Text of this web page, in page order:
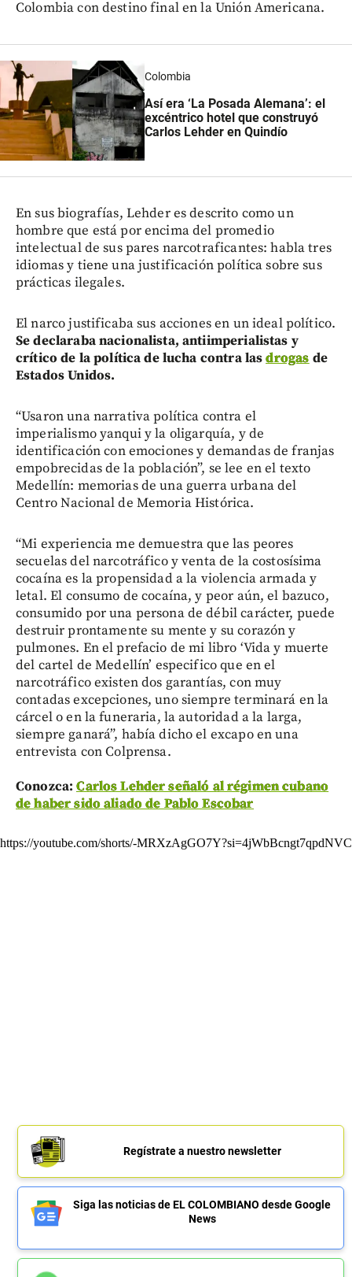
Colombia con destino final en la Unión Americana.
Colombia
Así era ‘La Posada Alemana’: el
excéntrico hotel que construyó
Carlos Lehder en Quindío
En sus biografías, Lehder es descrito como un
hombre que está por encima del promedio
intelectual de sus pares narcotraficantes: habla tres
idiomas y tiene una justificación política sobre sus
prácticas ilegales.
El narco justificaba sus acciones en un ideal político.
Se declaraba nacionalista, antiimperialistas y
crítico de la política de lucha contra lasdrogas de
Estados Unidos.
“Usaron una narrativa política contra el
imperialismo yanqui y la oligarquía, y de
identificación con emociones y demandas de franjas
empobrecidas de la población”, se lee en el texto
Medellín: memorias de una guerra urbana del
Centro Nacional de Memoria Histórica.
“Mi experiencia me demuestra que las peores
secuelas del narcotráfico y venta de la costosísima
cocaína es la propensidad a la violencia armada y
letal. El consumo de cocaína, y peor aún, el bazuco,
consumido por una persona de débil carácter, puede
destruir prontamente su mente y su corazón y
pulmones. En el prefacio de mi libro ‘Vida y muerte
del cartel de Medellín’ especifico que en el
narcotráfico existen dos garantías, con muy
contadas excepciones, uno siempre terminará en la
cárcel o en la funeraria, la autoridad a la larga,
siempre ganará”, había dicho el excapo en una
entrevista con Colprensa.
Conozca:Carlos Lehder señaló al régimen cubano
de haber sido aliado de Pablo Escobar
https://youtube.com/shorts/-MRXzAgGO7Y?si=4jWbBcngt7qpdNVC
Regístrate a nuestro newsletter
Siga las noticias de EL COLOMBIANO desde Google
News